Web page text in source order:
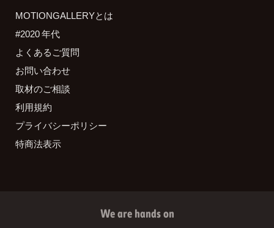
MOTIONGALLERYとは
#2020 年代
よくあるご質問
お問い合わせ
取材のご相談
利用規約
プライバシーポリシー
特商法表示
We are hands on